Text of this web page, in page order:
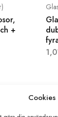
Cookies
+